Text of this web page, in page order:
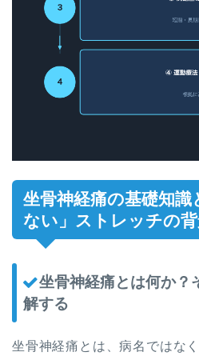
坐骨神経痛の基礎知
ない」ストレッチの
坐骨神経痛とは何か？
解する
坐骨神経痛とは、病名ではな